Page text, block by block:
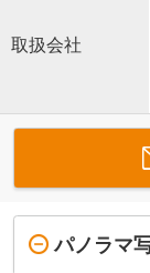
取扱会社
パノラマ